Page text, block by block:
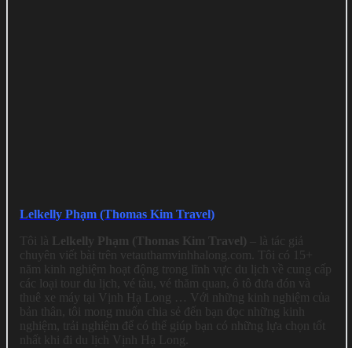
Lelkelly Phạm (Thomas Kim Travel)
Tôi là Lelkelly Phạm (Thomas Kim Travel) – là tác giả
chuyên viết bài trên vetauthamvinhhalong.com. Tôi có 15+
năm kinh nghiệm hoạt động trong lĩnh vực du lịch về cung cấp
các loại tour du lịch, vé tàu, vé thăm quan, ô tô đưa đón và
thuê xe máy tại Vịnh Hạ Long … Với những kinh nghiệm của
bản thân, tôi mong muốn chia sẻ đến bạn đọc những kinh
nghiệm, trải nghiệm để có thể giúp bạn có những lựa chọn tốt
nhất khi đi du lịch Vịnh Hạ Long.